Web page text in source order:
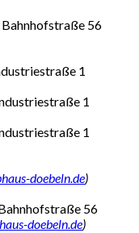
56
1
1
1
doebeln.de)
56
doebeln.de)